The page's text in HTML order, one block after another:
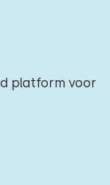
platform voor